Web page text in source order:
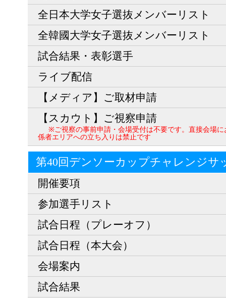
全日本大学女子選抜メンバーリスト
全韓國大学女子選抜メンバーリスト
試合結果・表彰選手
ライブ配信
【メディア】ご取材申請
【スカウト】ご視察申請
※ご視察の事前申請・会場受付は不要です。直接会場
係者エリアへの立ち入りは禁止です
第40回デンソーカップチャレンジサ
開催要項
参加選手リスト
試合日程（プレーオフ）
試合日程（本大会）
会場案内
試合結果